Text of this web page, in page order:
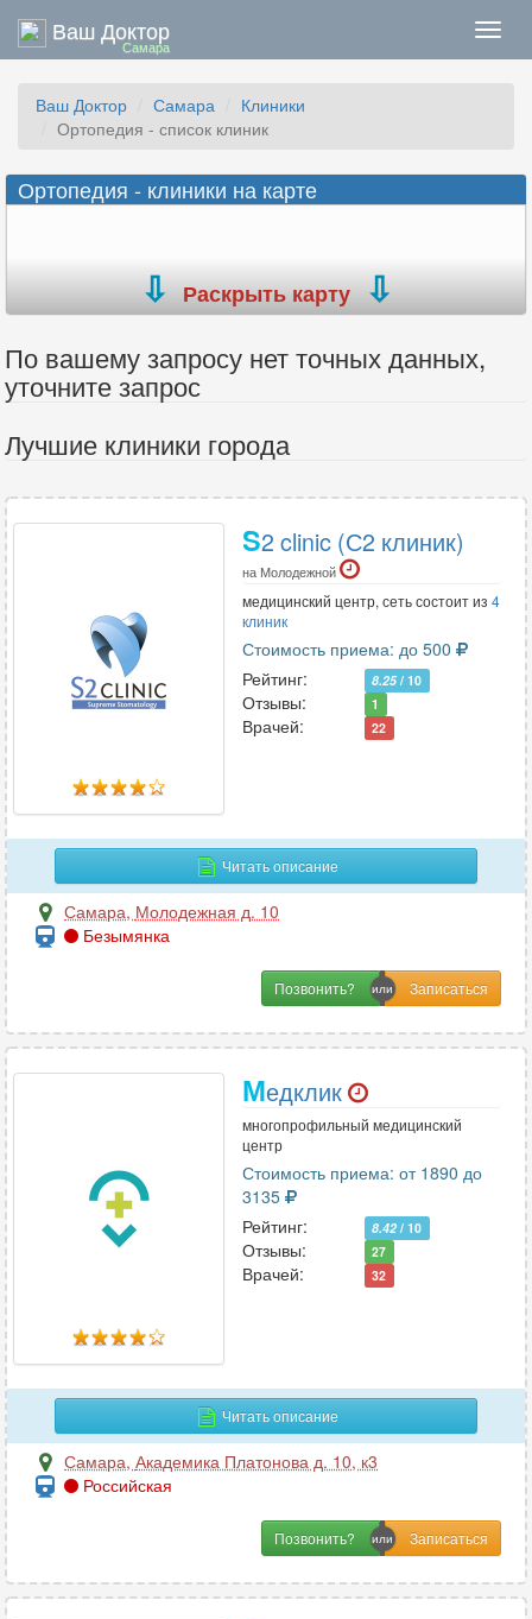
Ваш Доктор
Самара
Ваш Доктор Самара
Клиники
Ортопедия - список клиник
Ортопедия - клиники на карте
Раскрыть карту
По вашему запросу нет точных данных,
уточните запрос
Лучшие клиники города
S2 clinic (С2 клиник)
на Молодежной
медицинский центр, сеть состоит из 4
клиник
Стоимость приема: до 500
Рейтинг:
8.25/ 10
Отзывы: 1
Врачей: 22
Читать описание
Самара, Молодежная д. 10
Безымянка
Позвонить?
Медклик
многопрофильный медицинский
центр
Стоимость приема: от 1890 до
3135
Рейтинг:
8.42 / 10
Отзывы: 27
Врачей: 32
Читать описание
Самара, Академика Платонова д. 10, к3
Российская
Позвонить?